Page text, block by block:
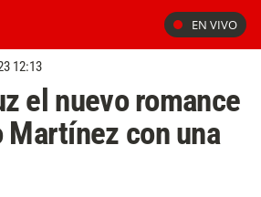
EN VIVO
12:13
el nuevo romance
Martínez con una